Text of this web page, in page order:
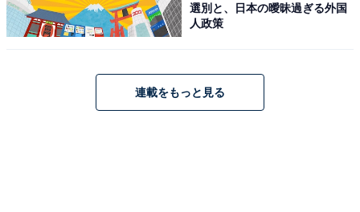
選別と、日本の曖昧過ぎる外国
人政策
連載をもっと見る